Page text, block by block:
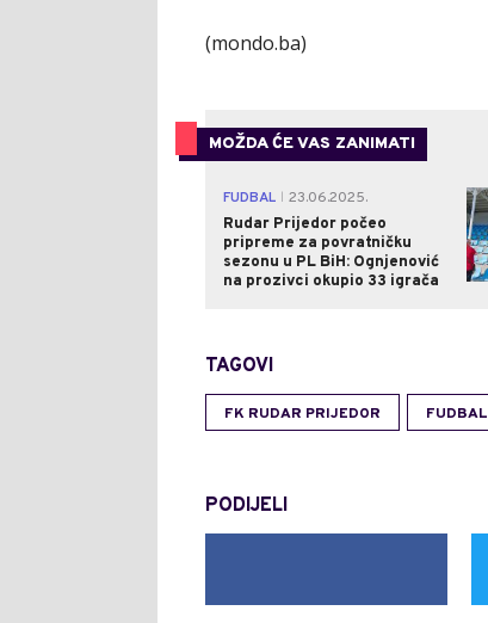
(mondo.ba)
MOŽDA ĆE VAS ZANIMATI
FUDBAL
23.06.2025.
Rudar Prijedor počeo
pripreme za povratničku
sezonu u PL BiH: Ognjenović
na prozivci okupio 33 igrača
TAGOVI
FK RUDAR PRIJEDOR FUDBAL
PODIJELI